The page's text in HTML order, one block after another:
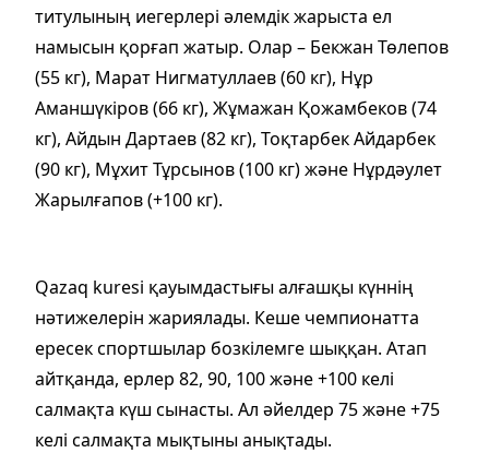
титулының иегерлері әлемдік жарыста ел
намысын қорғап жатыр. Олар – Бекжан Төлепов
(55 кг), Марат Нигматуллаев (60 кг), Нұр
Аманшүкіров (66 кг), Жұмажан Қожамбеков (74
кг), Айдын Дартаев (82 кг), Тоқтарбек Айдарбек
(90 кг), Мұхит Тұрсынов (100 кг) және Нұрдәулет
Жарылғапов (+100 кг).
Qazaq kuresi қауымдастығы алғашқы күннің
нәтижелерін жариялады. Кеше чемпионатта
ересек спортшылар бозкілемге шыққан. Атап
айтқанда, ерлер 82, 90, 100 және +100 келі
салмақта күш сынасты. Ал әйелдер 75 және +75
келі салмақта мықтыны анықтады.